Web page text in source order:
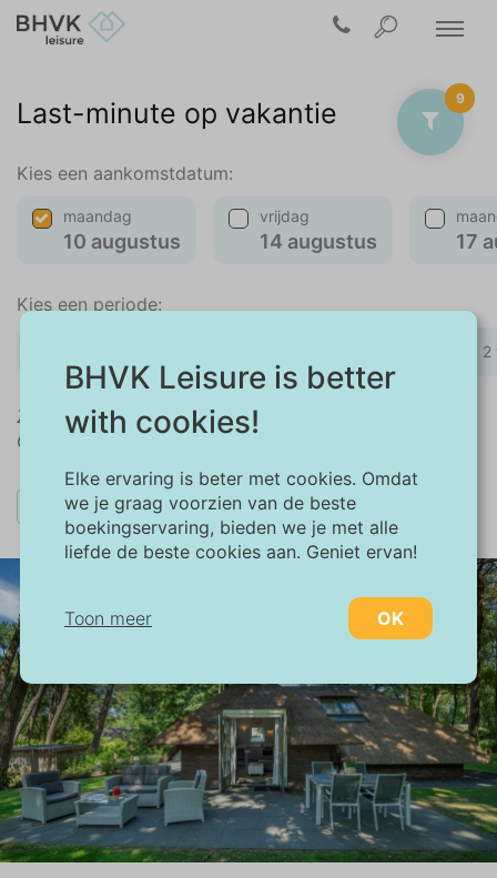
BHVK Leisure is better
with cookies!
Elke ervaring is beter met cookies. Omdat
we je graag voorzien van de beste
boekingservaring, bieden we je met alle
liefde de beste cookies aan. Geniet ervan!
Toon meer OK
Noodzakelijk:
Noodzakelijke cookies helpen een website
bruikbaarder te maken, door basisfuncties
als paginanavigatie en toegang tot beveiligde
gedeelten van de website mogelijk te maken.
Zonder deze cookies kan de website niet
naar behoren werken.
9
Last-minute op vakantie
Kies een aankomstdatum:
maandag
10 augustus
vrijdag
14 augustus 17
Kies een periode:
2
Zoekt u een andere aankomstdatum of periode?
Gebruik dan de kalender in het filtermenu.
Last-minute: Aug 10, midweek × alles wissen